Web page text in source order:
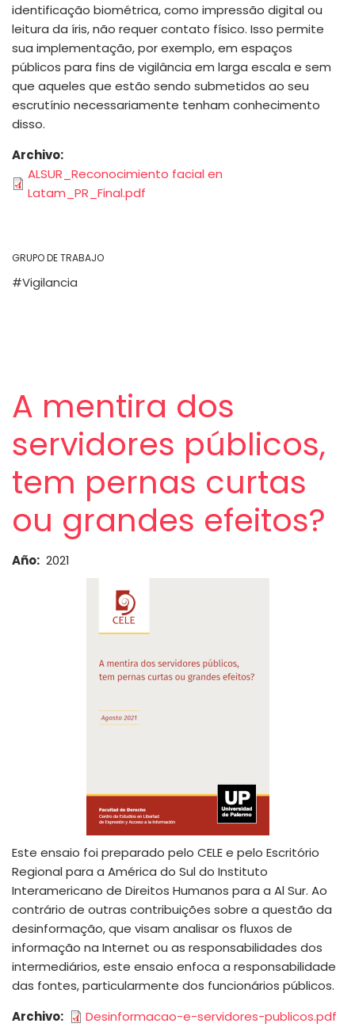
identificação biométrica, como impressão digital ou
leitura da íris, não requer contato físico. Isso permite
sua implementação, por exemplo, em espaços
públicos para fins de vigilância em larga escala e sem
que aqueles que estão sendo submetidos ao seu
escrutínio necessariamente tenham conhecimento
disso.
Archivo
ALSUR_Reconocimiento facial en
Latam_PR_Final.pdf
GRUPO DE TRABAJO
Vigilancia
A mentira dos
servidores públicos,
tem pernas curtas
ou grandes efeitos?
Año 2021
Este ensaio foi preparado pelo CELE e pelo Escritório
Regional para a América do Sul do Instituto
Interamericano de Direitos Humanos para a Al Sur. Ao
contrário de outras contribuições sobre a questão da
desinformação, que visam analisar os fluxos de
informação na Internet ou as responsabilidades dos
intermediários, este ensaio enfoca a responsabilidade
das fontes, particularmente dos funcionários públicos.
Archivo
Desinformacao-e-servidores-publicos.pdf